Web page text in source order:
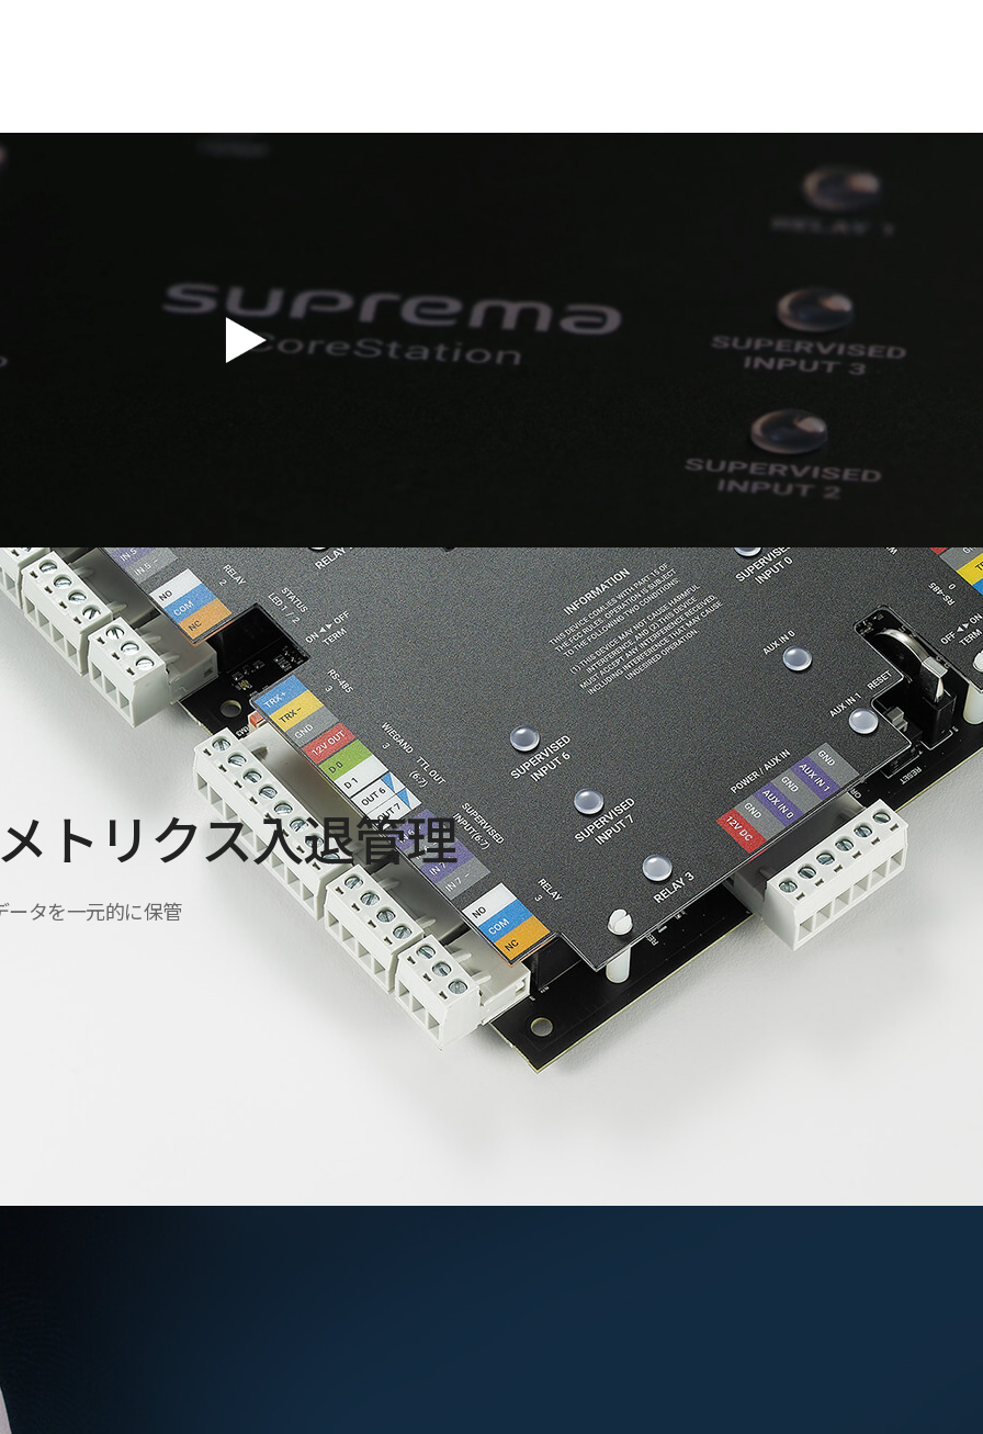
トリクス入退管理
タを一元的に保管